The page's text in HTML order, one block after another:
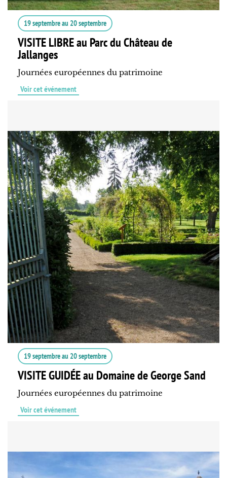
19 septembreau 20 septembre
VISITE LIBRE au Parc du Château de
Jallanges
Journées européennes du patrimoine
Voir cet événement
19 septembreau 20 septembre
VISITE GUIDÉE au Domaine de George Sand
Journées européennes du patrimoine
Voir cet événement